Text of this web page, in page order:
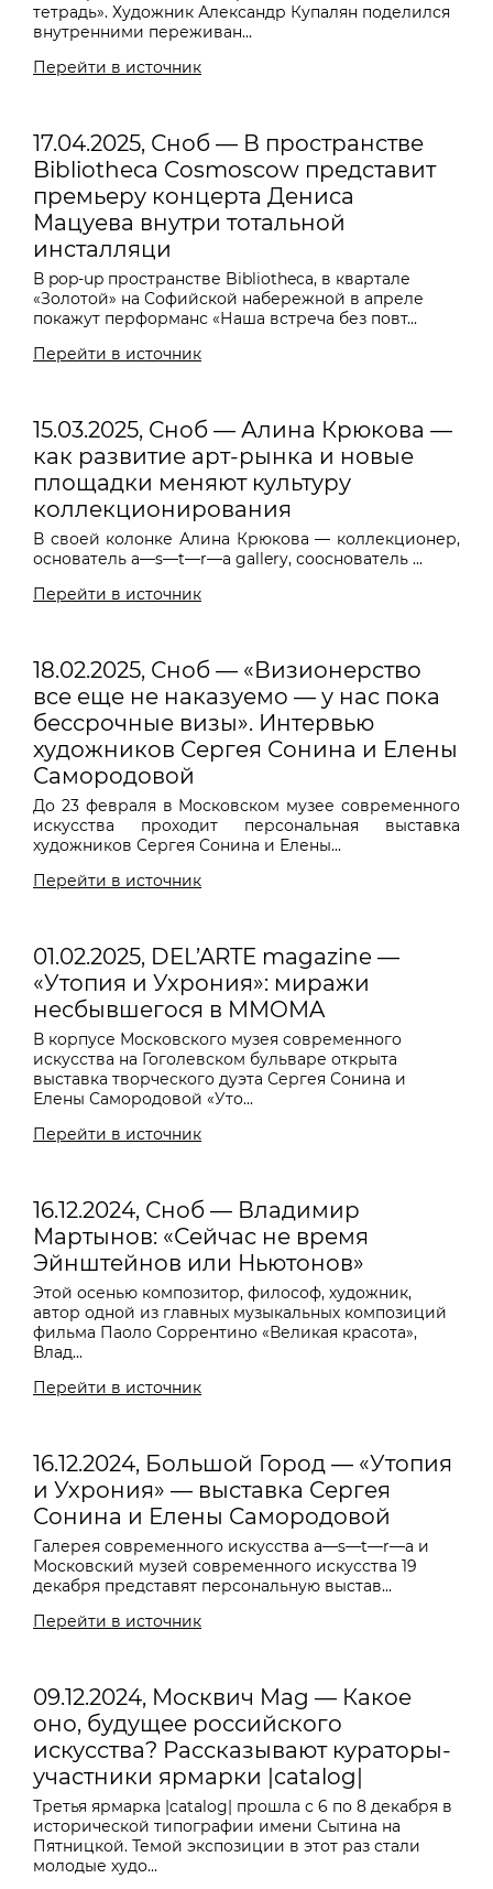
тетрадь». Художник Александр Купалян поделился
внутренними переживан...
Перейти в источник
17.04.2025, Сноб — В пространстве
Bibliotheca Cosmoscow представит
премьеру концерта Дениса
Мацуева внутри тотальной
инсталляци
В pop-up пространстве Bibliotheca, в квартале
«Золотой» на Софийской набережной в апреле
покажут перформанс «Наша встреча без повт...
Перейти в источник
15.03.2025, Сноб — Алина Крюкова —
как развитие арт-рынка и новые
площадки меняют культуру
коллекционирования
В своей колонке Алина Крюкова — коллекционер,
основатель a—s—t—r—a gallery, сооснователь ...
Перейти в источник
18.02.2025, Сноб — «Визионерство
все еще не наказуемо — у нас пока
бессрочные визы». Интервью
художников Сергея Сонина и Елены
Самородовой
До 23 февраля в Московском музее современного
искусства проходит персональная выставка
художников Сергея Сонина и Елены...
Перейти в источник
01.02.2025, DEL’ARTE magazine —
«Утопия и Ухрония»: миражи
несбывшегося в MMOMA
В корпусе Московского музея современного
искусства на Гоголевском бульваре открыта
выставка творческого дуэта Сергея Сонина и
Елены Самородовой «Уто...
Перейти в источник
16.12.2024, Сноб — Владимир
Мартынов: «Сейчас не время
Эйнштейнов или Ньютонов»
Этой осенью композитор, философ, художник,
автор одной из главных музыкальных композиций
фильма Паоло Соррентино «Великая красота»,
Влад...
Перейти в источник
16.12.2024, Большой Город — «Утопия
и Ухрония» — выставка Сергея
Сонина и Елены Самородовой
Галерея современного искусства a—s—t—r—a и
Московский музей современного искусства 19
декабря представят персональную выстав...
Перейти в источник
09.12.2024, Москвич Mag — Какое
оно, будущее российского
искусства? Рассказывают кураторы-
участники ярмарки |catalog|
Третья ярмарка |catalog| прошла с 6 по 8 декабря в
исторической типографии имени Сытина на
Пятницкой. Темой экспозиции в этот раз стали
молодые худо...